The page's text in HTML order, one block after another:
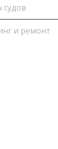
судов
и ремонт